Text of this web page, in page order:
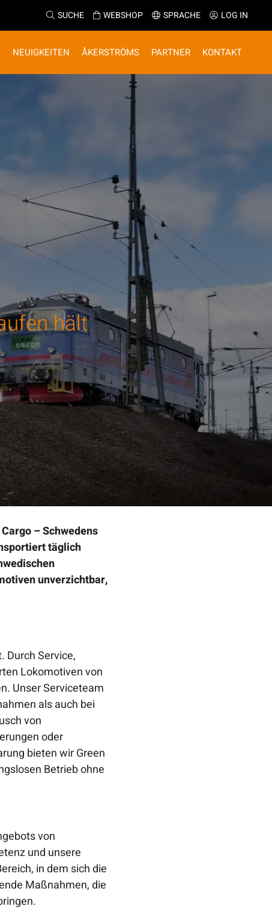
SUCHE WEBSHOP SPRACHE LOG IN
NEUIGKEITEN ÅKERSTRÖMS PARTNER KONTAKT
hält
– Schwedens
täglich
unverzichtbar,
Service,
Lokomotiven von
Unser Serviceteam
als auch bei
von
oder
bieten wir Green
Betrieb ohne
von
und unsere
in dem sich die
Maßnahmen, die